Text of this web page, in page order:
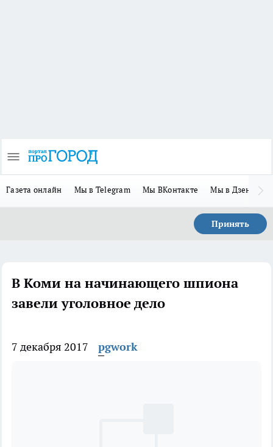
Газета онлайн Мы в Telegram Мы ВКонтакте Мы в Дзене
Принять
В Коми на начинающего шпиона
завели уголовное дело
7 декабря 2017 pgwork